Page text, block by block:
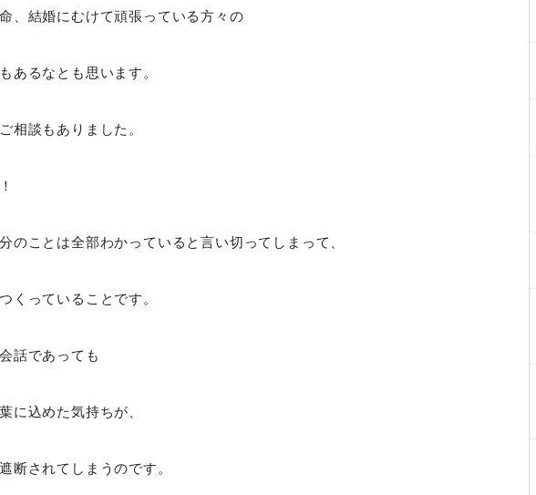
、結婚にむけて頑張っている方々の
あるなとも思います。
相談もありました。
のことは全部わかっていると言い切ってしまって、
くっていることです。
話であっても
に込めた気持ちが、
断されてしまうのです。